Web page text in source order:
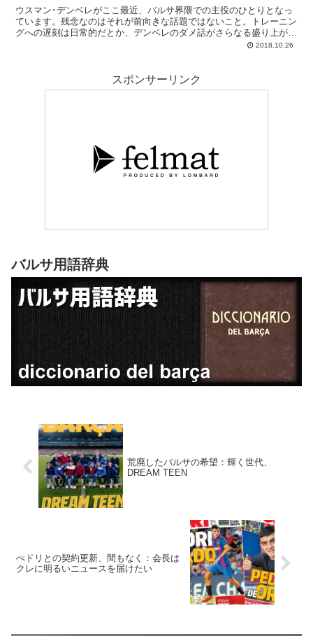
ウスマン･デンベレがここ最近、バルサ界隈での主役のひとりとなっ
ています。残念なのはそれが前向きな話題ではないこと。トレーニン
グへの遅刻は日常的だとか、デンベレのダメ話がさらなる盛り上がり
2018.10.26
スポンサーリンク
バルサ用語辞典
荒廃したバルサの希望：輝く世代、
DREAM TEEN
ぺドリとの契約更新、間もなく：会長は
クレに明るいニュースを届けたい